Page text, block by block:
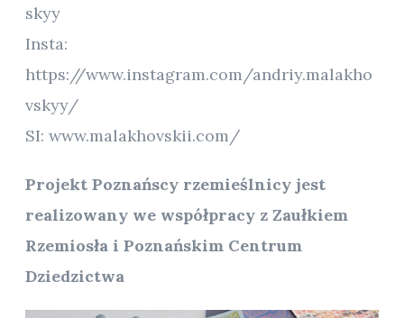
skyy
Insta:
https://www.instagram.com/andriy.malakho
vskyy/
SI: www.malakhovskii.com/
Projekt Poznańscy rzemieślnicy jest
realizowany we współpracy z Zaułkiem
Rzemiosła i Poznańskim Centrum
Dziedzictwa